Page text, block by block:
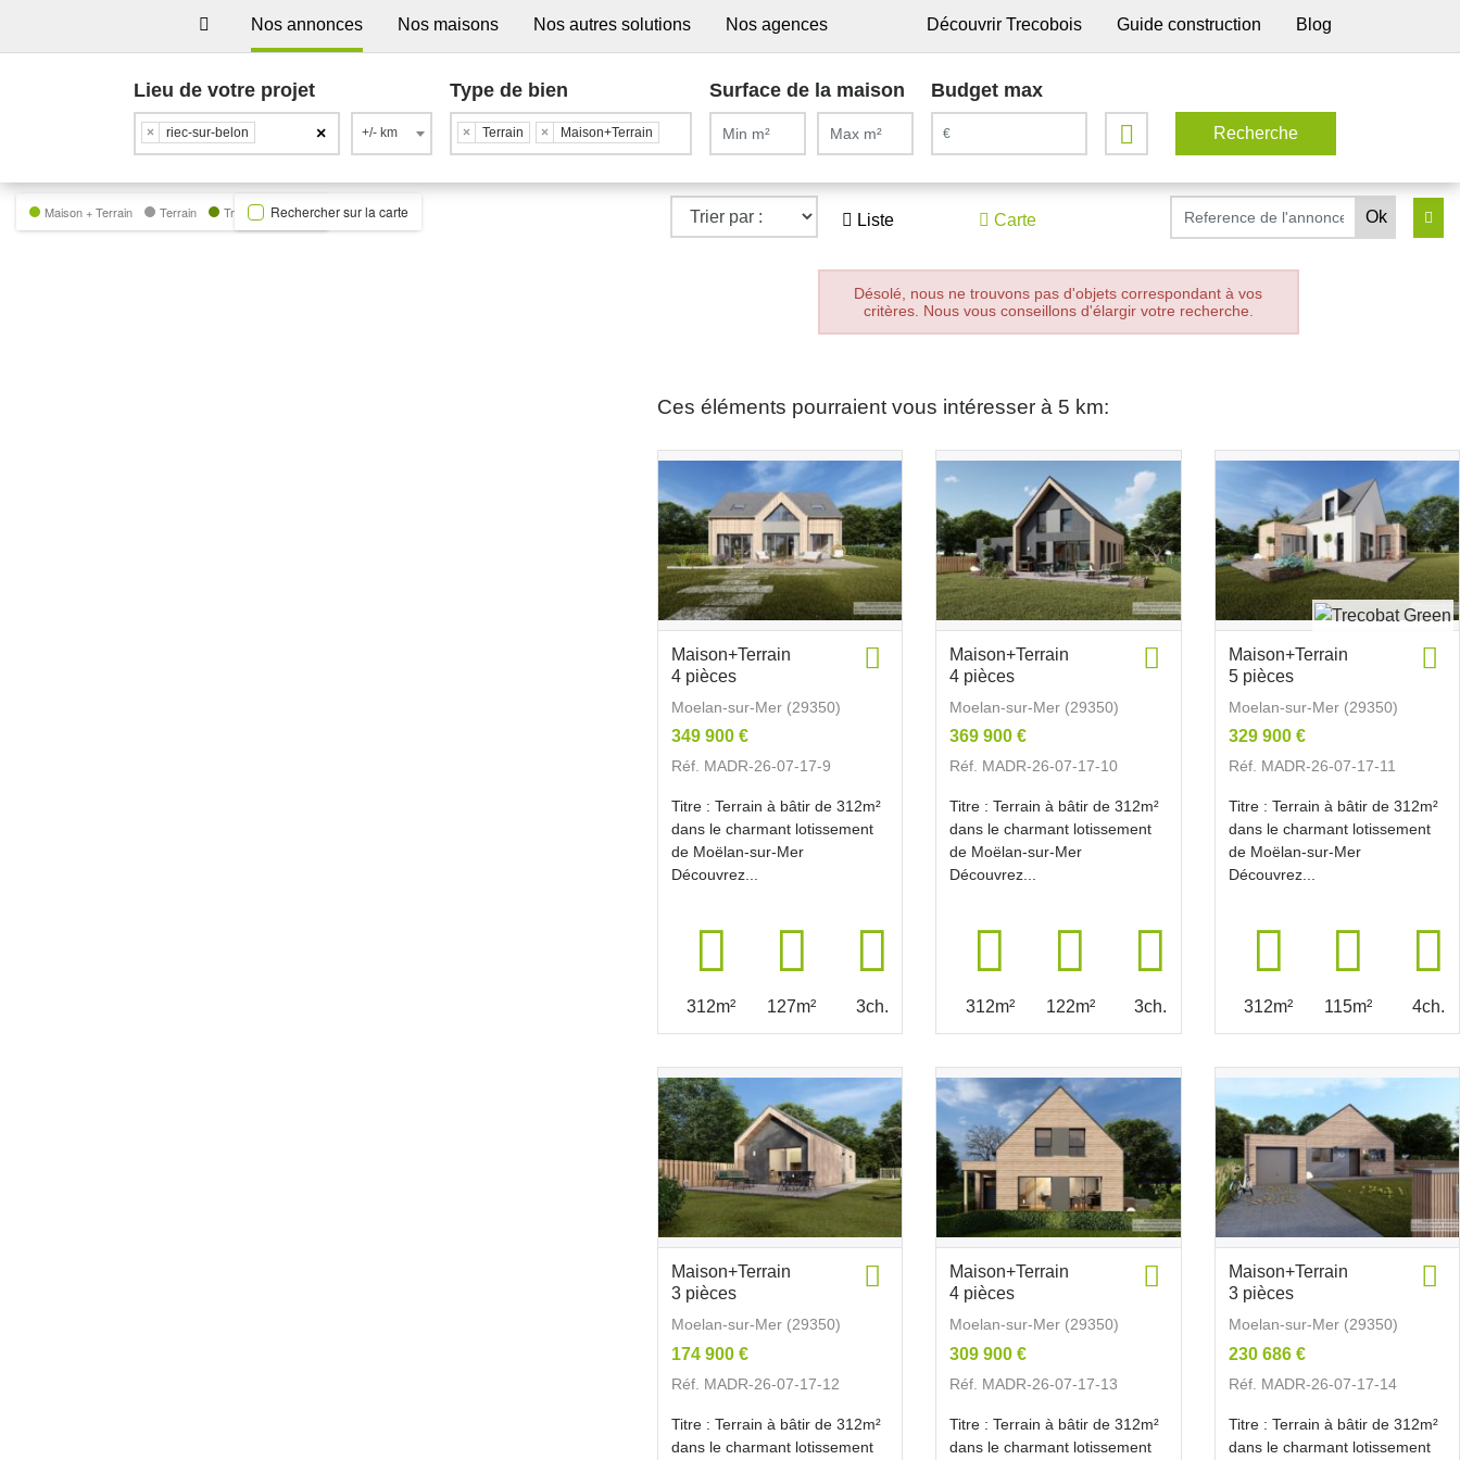
Nos annonces Nos maisons Nos autres solutions Nos agences Découvrir Trecobois Guide construction Blog
Lieu de votre projet
×
× riec-sur-belon +/- km
Type de bien
× Terrain × Maison+Terrain
Surface de la maison Budget max
Liste Carte
Maison + Terrain Terrain Trecobat GreenRechercher sur la carte
Désolé, nous ne trouvons pas d'objets correspondant à vos
critères. Nous vous conseillons d'élargir votre recherche.
Ces éléments pourraient vous intéresser à 5 km:
Maison+Terrain
4 pièces
Moelan-sur-Mer (29350)
349 900 €
Réf. MADR-26-07-17-9
Titre : Terrain à bâtir de 312m²
dans le charmant lotissement
de Moëlan-sur-Mer
Découvrez...
312m² 127m² 3ch.
Maison+Terrain
4 pièces
Moelan-sur-Mer (29350)
369 900 €
Réf. MADR-26-07-17-10
Titre : Terrain à bâtir de 312m²
dans le charmant lotissement
de Moëlan-sur-Mer
Découvrez...
312m² 122m² 3ch.
Maison+Terrain
5 pièces
Moelan-sur-Mer (29350)
329 900 €
Réf. MADR-26-07-17-11
Titre : Terrain à bâtir de 312m²
dans le charmant lotissement
de Moëlan-sur-Mer
Découvrez...
312m² 115m² 4ch.
Maison+Terrain
3 pièces
Moelan-sur-Mer (29350)
174 900 €
Réf. MADR-26-07-17-12
Titre : Terrain à bâtir de 312m²
dans le charmant lotissement
Maison+Terrain
4 pièces
Moelan-sur-Mer (29350)
309 900 €
Réf. MADR-26-07-17-13
Titre : Terrain à bâtir de 312m²
dans le charmant lotissement
Maison+Terrain
3 pièces
Moelan-sur-Mer (29350)
230 686 €
Réf. MADR-26-07-17-14
Titre : Terrain à bâtir de 312m²
dans le charmant lotissement